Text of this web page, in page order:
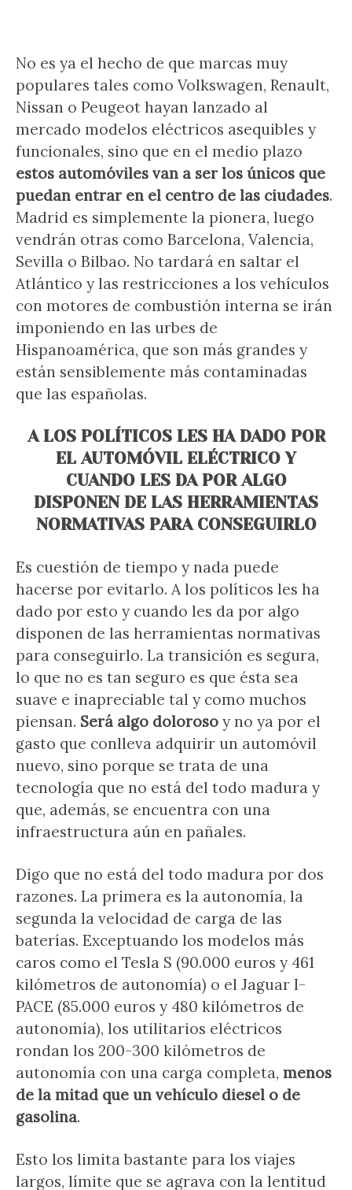
No es ya el hecho de que marcas muy
populares tales como Volkswagen, Renault,
Nissan o Peugeot hayan lanzado al
mercado modelos eléctricos asequibles y
funcionales, sino que en el medio plazo
estos automóviles van a ser los únicos que
puedan entrar en el centro de las ciudades.
Madrid es simplemente la pionera, luego
vendrán otras como Barcelona, Valencia,
Sevilla o Bilbao. No tardará en saltar el
Atlántico y las restricciones a los vehículos
con motores de combustión interna se irán
imponiendo en las urbes de
Hispanoamérica, que son más grandes y
están sensiblemente más contaminadas
que las españolas.
A LOS POLÍTICOS LES HA DADO POR
EL AUTOMÓVIL ELÉCTRICO Y
CUANDO LES DA POR ALGO
DISPONEN DE LAS HERRAMIENTAS
NORMATIVAS PARA CONSEGUIRLO
Es cuestión de tiempo y nada puede
hacerse por evitarlo. A los políticos les ha
dado por esto y cuando les da por algo
disponen de las herramientas normativas
para conseguirlo. La transición es segura,
lo que no es tan seguro es que ésta sea
suave e inapreciable tal y como muchos
piensan. Será algo doloroso y no ya por el
gasto que conlleva adquirir un automóvil
nuevo, sino porque se trata de una
tecnología que no está del todo madura y
que, además, se encuentra con una
infraestructura aún en pañales.
Digo que no está del todo madura por dos
razones. La primera es la autonomía, la
segunda la velocidad de carga de las
baterías. Exceptuando los modelos más
caros como el Tesla S (90.000 euros y 461
kilómetros de autonomía) o el Jaguar I-
PACE (85.000 euros y 480 kilómetros de
autonomía), los utilitarios eléctricos
rondan los 200-300 kilómetros de
autonomía con una carga completa, menos
de la mitad que un vehículo diesel o de
gasolina.
Esto los limita bastante para los viajes
largos, límite que se agrava con la lentitud